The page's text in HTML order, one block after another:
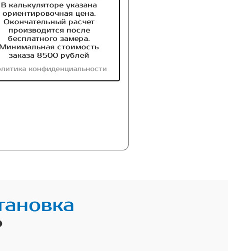
В калькуляторе указана
ориентировочная цена.
Окончательный расчет
производится после
бесплатного замера.
Минимальная стоимость
заказа 8500 рублей
конфиденциальности